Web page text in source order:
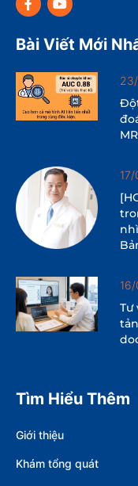
Bài Viết Mới
Tư
Tìm Hiểu Thêm
Giới thiệu
Khám tổng quát